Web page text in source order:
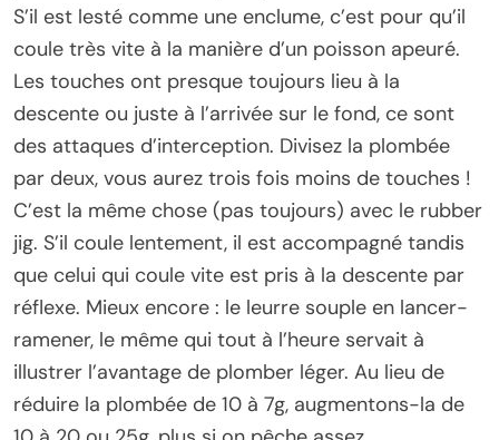
S’il est lesté comme une enclume, c’est pour qu’il
coule très vite à la manière d’un poisson apeuré.
Les touches ont presque toujours lieu à la
descente ou juste à l’arrivée sur le fond, ce sont
des attaques d’interception. Divisez la plombée
par deux, vous aurez trois fois moins de touches !
C’est la même chose (pas toujours) avec le rubber
jig. S’il coule lentement, il est accompagné tandis
que celui qui coule vite est pris à la descente par
réflexe. Mieux encore : le leurre souple en lancer-
ramener, le même qui tout à l’heure servait à
illustrer l’avantage de plomber léger. Au lieu de
réduire la plombée de 10 à 7g, augmentons-la de